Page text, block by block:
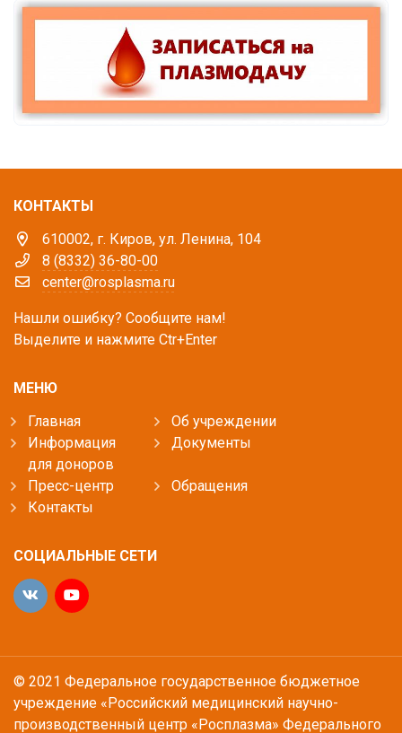
КОНТАКТЫ
610002, г. Киров, ул. Ленина, 104
8 (8332) 36-80-00
center@rosplasma.ru
Нашли ошибку? Сообщите нам!
Выделите и нажмите Ctr+Enter
МЕНЮ
Главная
Об учреждении
Информация
для доноров
Документы
Пресс-центр
Обращения
Контакты
СОЦИАЛЬНЫЕ СЕТИ
© 2021 Федеральное государственное бюджетное
учреждение «Российский медицинский научно-
производственный центр «Росплазма» Федерального